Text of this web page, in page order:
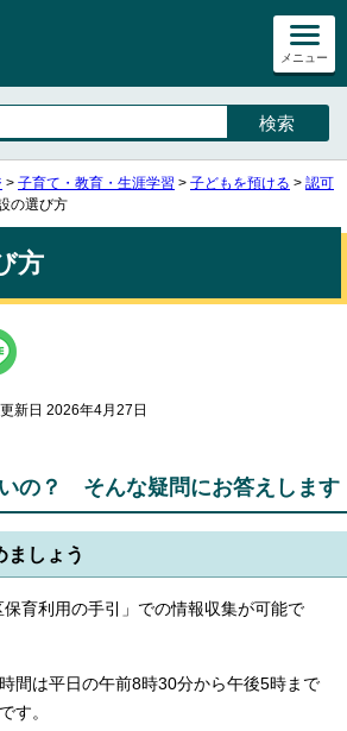
メニュー
> 子育て・教育・生涯学習 > 子どもを預ける > 認可
の選び方
方
新日 2026年4月27日
の？ そんな疑問にお答えします
しょう
育利用の手引」での情報収集が可能で
間は平日の午前8時30分から午後5時まで
す。